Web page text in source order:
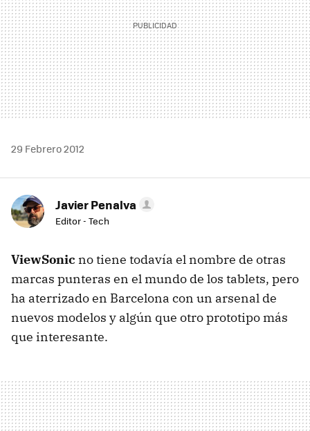
29 Febrero 2012
Javier Penalva
Editor - Tech
ViewSonic no tiene todavía el nombre de otras
marcas punteras en el mundo de los tablets, pero
ha aterrizado en Barcelona con un arsenal de
nuevos modelos y algún que otro prototipo más
que interesante.